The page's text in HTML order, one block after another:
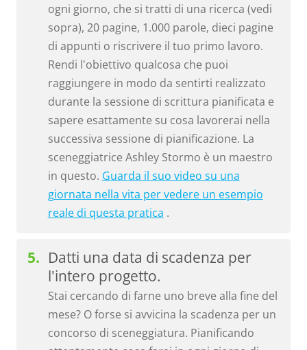
ogni giorno, che si tratti di una ricerca (vedi
sopra), 20 pagine, 1.000 parole, dieci pagine
di appunti o riscrivere il tuo primo lavoro.
Rendi l'obiettivo qualcosa che puoi
raggiungere in modo da sentirti realizzato
durante la sessione di scrittura pianificata e
sapere esattamente su cosa lavorerai nella
successiva sessione di pianificazione. La
sceneggiatrice Ashley Stormo è un maestro
in questo. Guarda il suo video su una
giornata nella vita per vedere un esempio
reale di questa pratica .
Datti una data di scadenza per
l'intero progetto.
Stai cercando di farne uno breve alla fine del
mese? O forse si avvicina la scadenza per un
concorso di sceneggiatura. Pianificando